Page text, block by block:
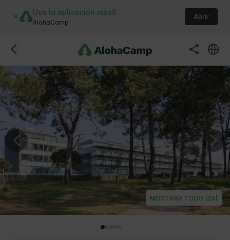
Usa la aplicación móvil
AlohaCamp
Abrir
MOSTRAR TODO (26)